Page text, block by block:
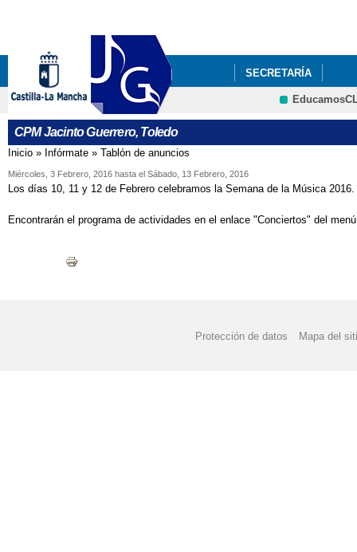
SECRETARÍA
CPM Jacinto Guerrero, Toledo
Se encuentra usted aquí
Inicio » Infórmate » Tablón de anuncios
Miércoles, 3 Febrero, 2016 hasta el Sábado, 13 Febrero, 2016
Los días 10, 11 y 12 de Febrero celebramos la Semana de la Música 2016.
Encontrarán el programa de actividades en el enlace "Conciertos" del
Protección de datos Mapa del